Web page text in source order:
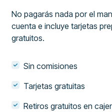
No pagarás nada por el
cuenta e incluye tarjetas
gratuitos.
Sin comisiones
Tarjetas gratuitas
Retiros gratuitos en